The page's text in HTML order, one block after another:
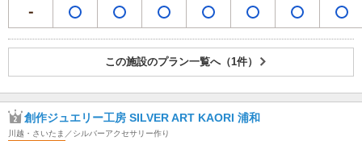
この施設のプラン一覧へ（1件）
創作ジュエリー工房 SILVER ART KAORI 浦和
川越・さいたま／シルバーアクセサリー作り